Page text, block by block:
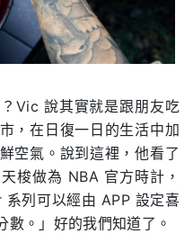
Vic 說其實就是跟朋友吃
，在日復一日的生活中加
空氣。說到這裡，他看了
梭做為 NBA 官方時計，
列可以經由 APP 設定喜
數。」好的我們知道了。